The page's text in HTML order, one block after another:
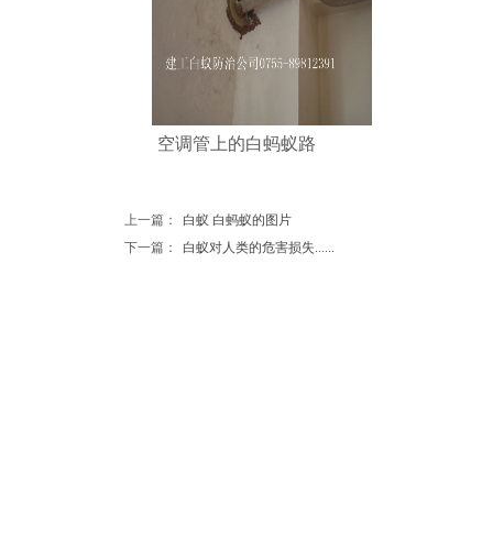
空调管上的白蚂蚁路
上一篇：
白蚁 白蚂蚁的图片
下一篇：
白蚁对人类的危害损失......